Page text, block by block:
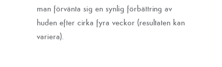
man förvänta sig en synlig förbättring av
huden efter cirka fyra veckor (resultaten kan
variera).